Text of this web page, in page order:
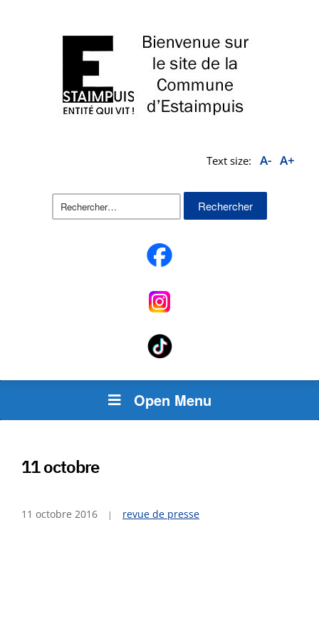
Text size: A- A+
Rechercher :
Open Menu
11 octobre
11 octobre 2016 revue de presse